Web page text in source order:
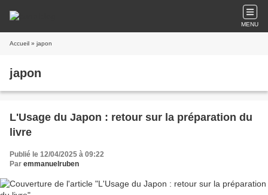
MENU
Accueil » japon
japon
L'Usage du Japon : retour sur la préparation du
livre
Publié le 12/04/2025 à 09:22
Par emmanuelruben